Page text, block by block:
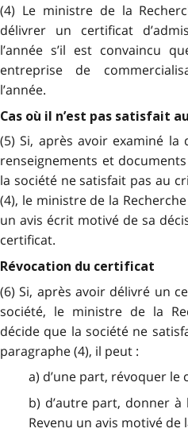
(4) Le ministre de la
délivrer un certificat
l’année s’il est convaincu
entreprise de
l’année.
Cas où il n’est pas satisfait
(5) Si, après avoir examiné
renseignements et
la société ne satisfait pas au
(4), le ministre de la
un avis écrit motivé de sa
certificat.
Révocation du certificat
(6) Si, après avoir délivré un
société, le ministre de la
décide que la société ne
paragraphe (4), il peut :
a) d’une part, révoquer le
b) d’autre part, donner
Revenu un avis motivé